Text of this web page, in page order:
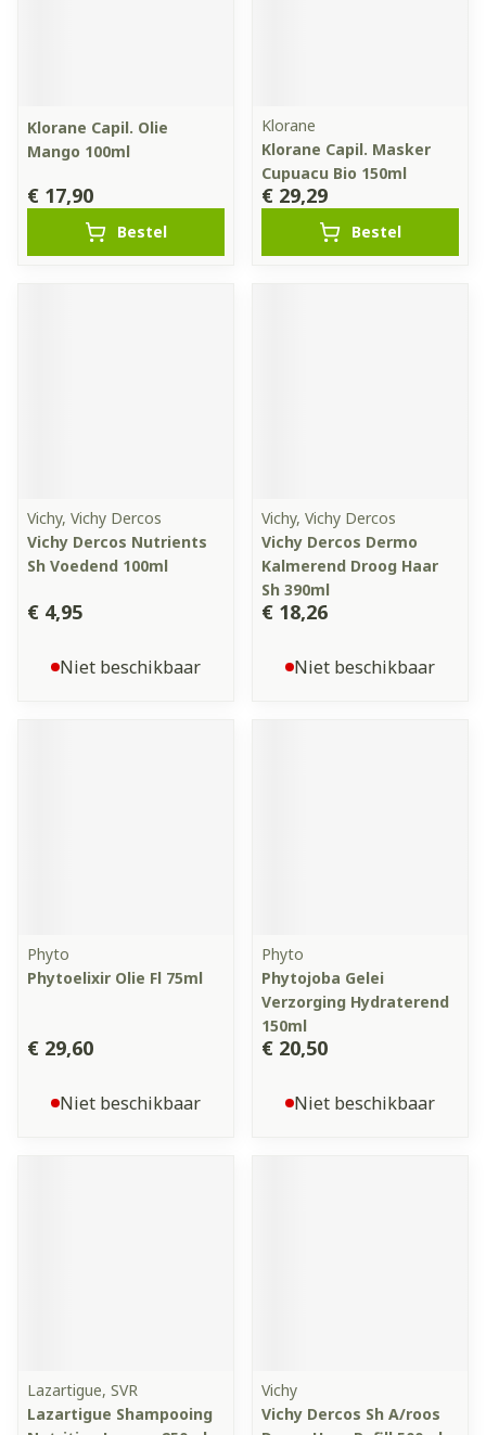
Klorane Capil. Olie
Mango 100ml
€ 17,90
Bestel
Klorane
Klorane Capil. Masker
Cupuacu Bio 150ml
€ 29,29
Bestel
Vichy, Vichy Dercos
Vichy Dercos Nutrients
Sh Voedend 100ml
€ 4,95
Niet beschikbaar
Vichy, Vichy Dercos
Vichy Dercos Dermo
Kalmerend Droog Haar
Sh 390ml
€ 18,26
Niet beschikbaar
Phyto
Phytoelixir Olie Fl 75ml
€ 29,60
Niet beschikbaar
Phyto
Phytojoba Gelei
Verzorging Hydraterend
150ml
€ 20,50
Niet beschikbaar
Lazartigue, SVR
Lazartigue Shampooing
Vichy
Vichy Dercos Sh A/roos